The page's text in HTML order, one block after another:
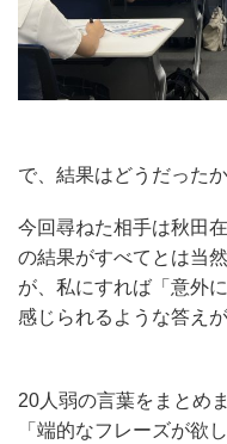
で、結果はどうだったか
今回尋ねた相手は秋田
の結果がすべてとは当
が、私にすれば「意外
感じられるような答え
20人弱の言葉をまとめ
「端的なフレーズが欲